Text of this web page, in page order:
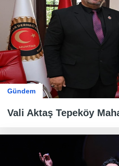
Gündem
Vali Aktaş Tepeköy